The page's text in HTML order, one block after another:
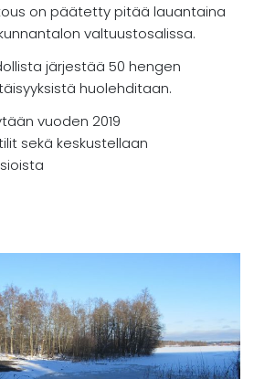
on päätetty pitää lauantaina
valtuustosalissa.
järjestää 50 hengen
huolehditaan.
vuoden 2019
sekä keskustellaan